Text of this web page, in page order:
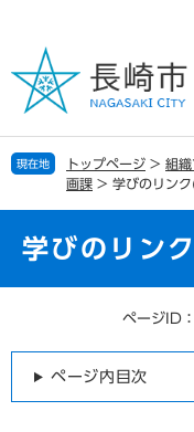
の
で
す
ー
ば
し
現在地 トップページ > 組織
画課 > 学びのリンク
学びのリン
ページID
ページ内目次